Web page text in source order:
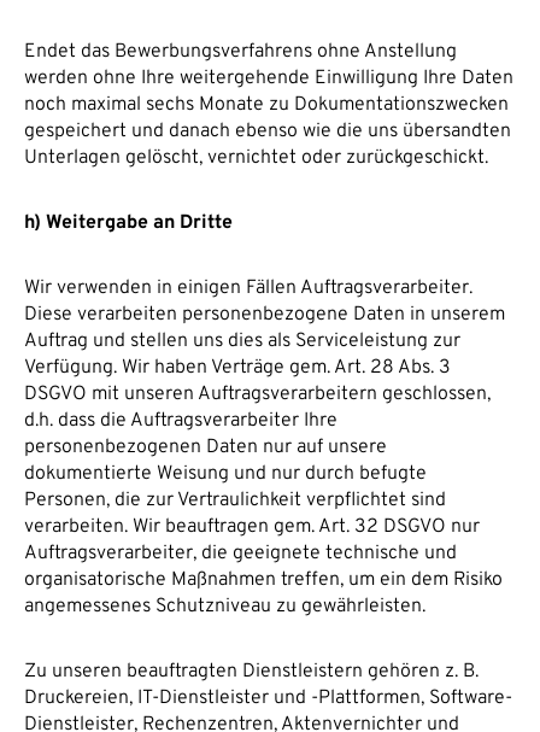
Endet das Bewerbungsverfahrens ohne Anstellung
werden ohne Ihre weitergehende Einwilligung Ihre Daten
noch maximal sechs Monate zu Dokumentationszwecken
gespeichert und danach ebenso wie die uns übersandten
Unterlagen gelöscht, vernichtet oder zurückgeschickt.
h) Weitergabe an Dritte
Wir verwenden in einigen Fällen Auftragsverarbeiter.
Diese verarbeiten personenbezogene Daten in unserem
Auftrag und stellen uns dies als Serviceleistung zur
Verfügung. Wir haben Verträge gem. Art. 28 Abs. 3
DSGVO mit unseren Auftragsverarbeitern geschlossen,
d.h. dass die Auftragsverarbeiter Ihre
personenbezogenen Daten nur auf unsere
dokumentierte Weisung und nur durch befugte
Personen, die zur Vertraulichkeit verpflichtet sind
verarbeiten. Wir beauftragen gem. Art. 32 DSGVO nur
Auftragsverarbeiter, die geeignete technische und
organisatorische Maßnahmen treffen, um ein dem Risiko
angemessenes Schutzniveau zu gewährleisten.
Zu unseren beauftragten Dienstleistern gehören z. B.
Druckereien, IT-Dienstleister und -Plattformen, Software-
Dienstleister, Rechenzentren, Aktenvernichter und